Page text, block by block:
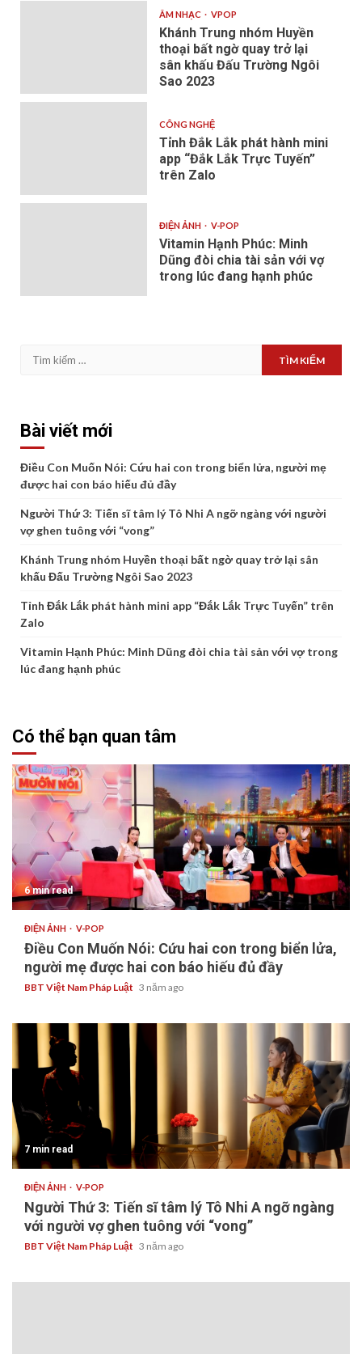
ÂM NHẠC VPOP
Khánh Trung nhóm Huyền
thoại bất ngờ quay trở lại
sân khấu Đấu Trường Ngôi
Sao 2023
CÔNG NGHỆ
Tỉnh Đắk Lắk phát hành mini
app “Đắk Lắk Trực Tuyến”
trên Zalo
ĐIỆN ẢNH V-POP
Vitamin Hạnh Phúc: Minh
Dũng đòi chia tài sản với vợ
trong lúc đang hạnh phúc
Tìm
Bài viết mới
Điều Con Muốn Nói: Cứu hai con trong biển lửa, người mẹ
được hai con báo hiếu đủ đầy
Người Thứ 3: Tiến sĩ tâm lý Tô Nhi A ngỡ ngàng với người
vợ ghen tuông với “vong”
Khánh Trung nhóm Huyền thoại bất ngờ quay trở lại sân
khấu Đấu Trường Ngôi Sao 2023
Tỉnh Đắk Lắk phát hành mini app “Đắk Lắk Trực Tuyến” trên
Zalo
Vitamin Hạnh Phúc: Minh Dũng đòi chia tài sản với vợ trong
lúc đang hạnh phúc
Có thể bạn quan tâm
6 min read
ĐIỆN ẢNH V-POP
Điều Con Muốn Nói: Cứu hai con trong biển lửa,
người mẹ được hai con báo hiếu đủ đầy
BBT Việt Nam Pháp Luật 3 năm ago
7 min read
ĐIỆN ẢNH V-POP
Người Thứ 3: Tiến sĩ tâm lý Tô Nhi A ngỡ ngàng
với người vợ ghen tuông với “vong”
BBT Việt Nam Pháp Luật 3 năm ago